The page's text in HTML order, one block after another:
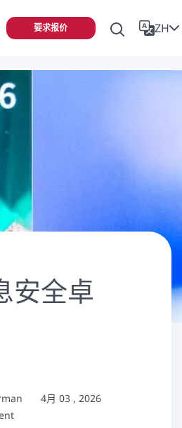
要求报价 ZH
安全卓
4月 03 , 2026